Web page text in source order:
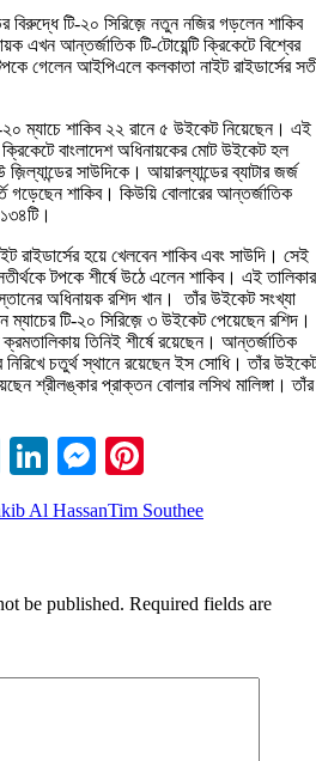
বিরুদ্ধে টি-২০ সিরিজ়ে নতুন নজির গড়লেন শাকিব
এখন আন্তর্জাতিক টি-টোয়েন্টি ক্রিকেটে বিশ্বের
গেলেন আইপিএলে কলকাতা নাইট রাইডার্সের
২০ ম্যাচে শাকিব ২২ রানে ৫ উইকেট নিয়েছেন। এই
বাংলাদেশ অধিনায়কের মোট উইকেট হল
সাউদিকে। আয়ারল্যান্ডের ব্যাটার জর্জ
শাকিব। কিউয়ি বোলারের আন্তর্জাতিক
রাইডার্সের হয়ে খেলবেন শাকিব এবং সাউদি। সেই
টপকে শীর্ষে উঠে এলেন শাকিব। এই তালিকার
অধিনায়ক রশিদ খান। তাঁর উইকেট সংখ্যা
ম্যাচের টি-২০ সিরিজ়ে ৩ উইকেট পেয়েছেন রশিদ।
ক্রমতালিকায় তিনিই শীর্ষে রয়েছেন। আন্তর্জাতিক
চতুর্থ স্থানে রয়েছেন ইস সোধি। তাঁর
শ্রীলঙ্কার প্রাক্তন বোলার লসিথ মালিঙ্গা। তাঁর
Telegram
LinkedIn
Messenger
Al HassanTim Southee
be published. Required fields are